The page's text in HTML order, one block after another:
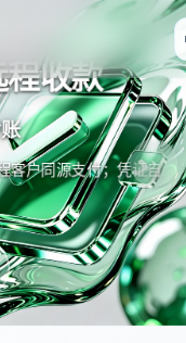
直商业经营服务商
支付
方支付平台及技术支持
场景
收款
客户同源支付；凭证自
字人，
频、电商图一键生成、
不断档。
持续增
察
，智能优化内容排
，高效提升转化。
›